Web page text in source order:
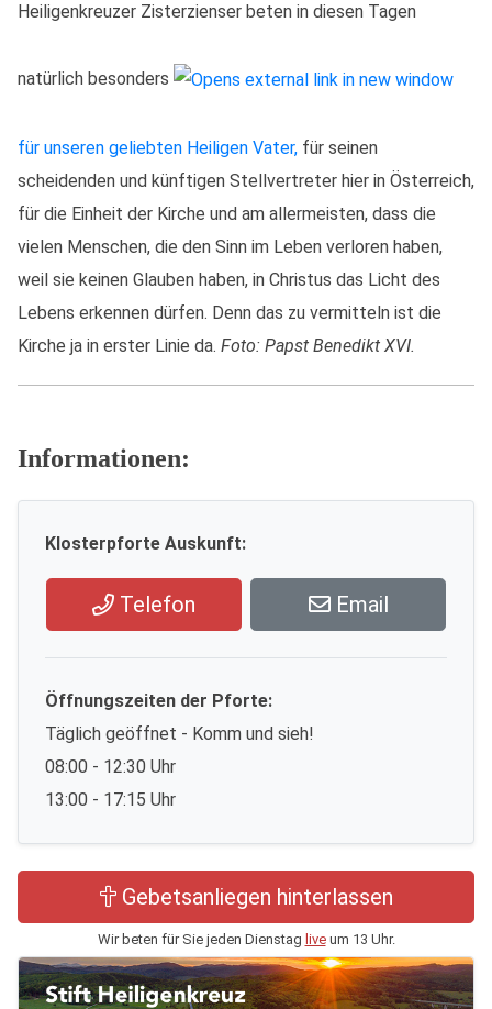
Heiligenkreuzer Zisterzienser beten in diesen Tagen
natürlich besonders
für unseren geliebten Heiligen Vater, für seinen
scheidenden und künftigen Stellvertreter hier in Österreich,
für die Einheit der Kirche und am allermeisten, dass die
vielen Menschen, die den Sinn im Leben verloren haben,
weil sie keinen Glauben haben, in Christus das Licht des
Lebens erkennen dürfen. Denn das zu vermitteln ist die
Kirche ja in erster Linie da. Foto: Papst Benedikt XVI.
Informationen:
Klosterpforte Auskunft:
Telefon Email
Öffnungszeiten der Pforte:
Täglich geöffnet - Komm und sieh!
08:00 - 12:30 Uhr
13:00 - 17:15 Uhr
Gebetsanliegen hinterlassen
Wir beten für Sie jeden Dienstag liveum 13 Uhr.